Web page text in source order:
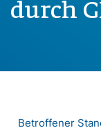
durch
Betroffener